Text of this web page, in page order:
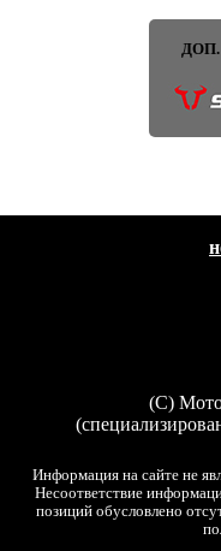
(C)
Информация на сайте не
Несоответствие
позиций обусловлено